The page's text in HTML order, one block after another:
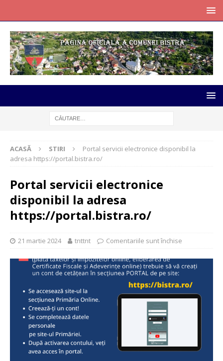
ACASĂ STIRI
Portal servicii electronice disponibil la
adresa https://portal.bistra.ro/
Portal servicii electronice
disponibil la adresa
https://portal.bistra.ro/
21 martie 2024 tnttnt Comentariile sunt închise